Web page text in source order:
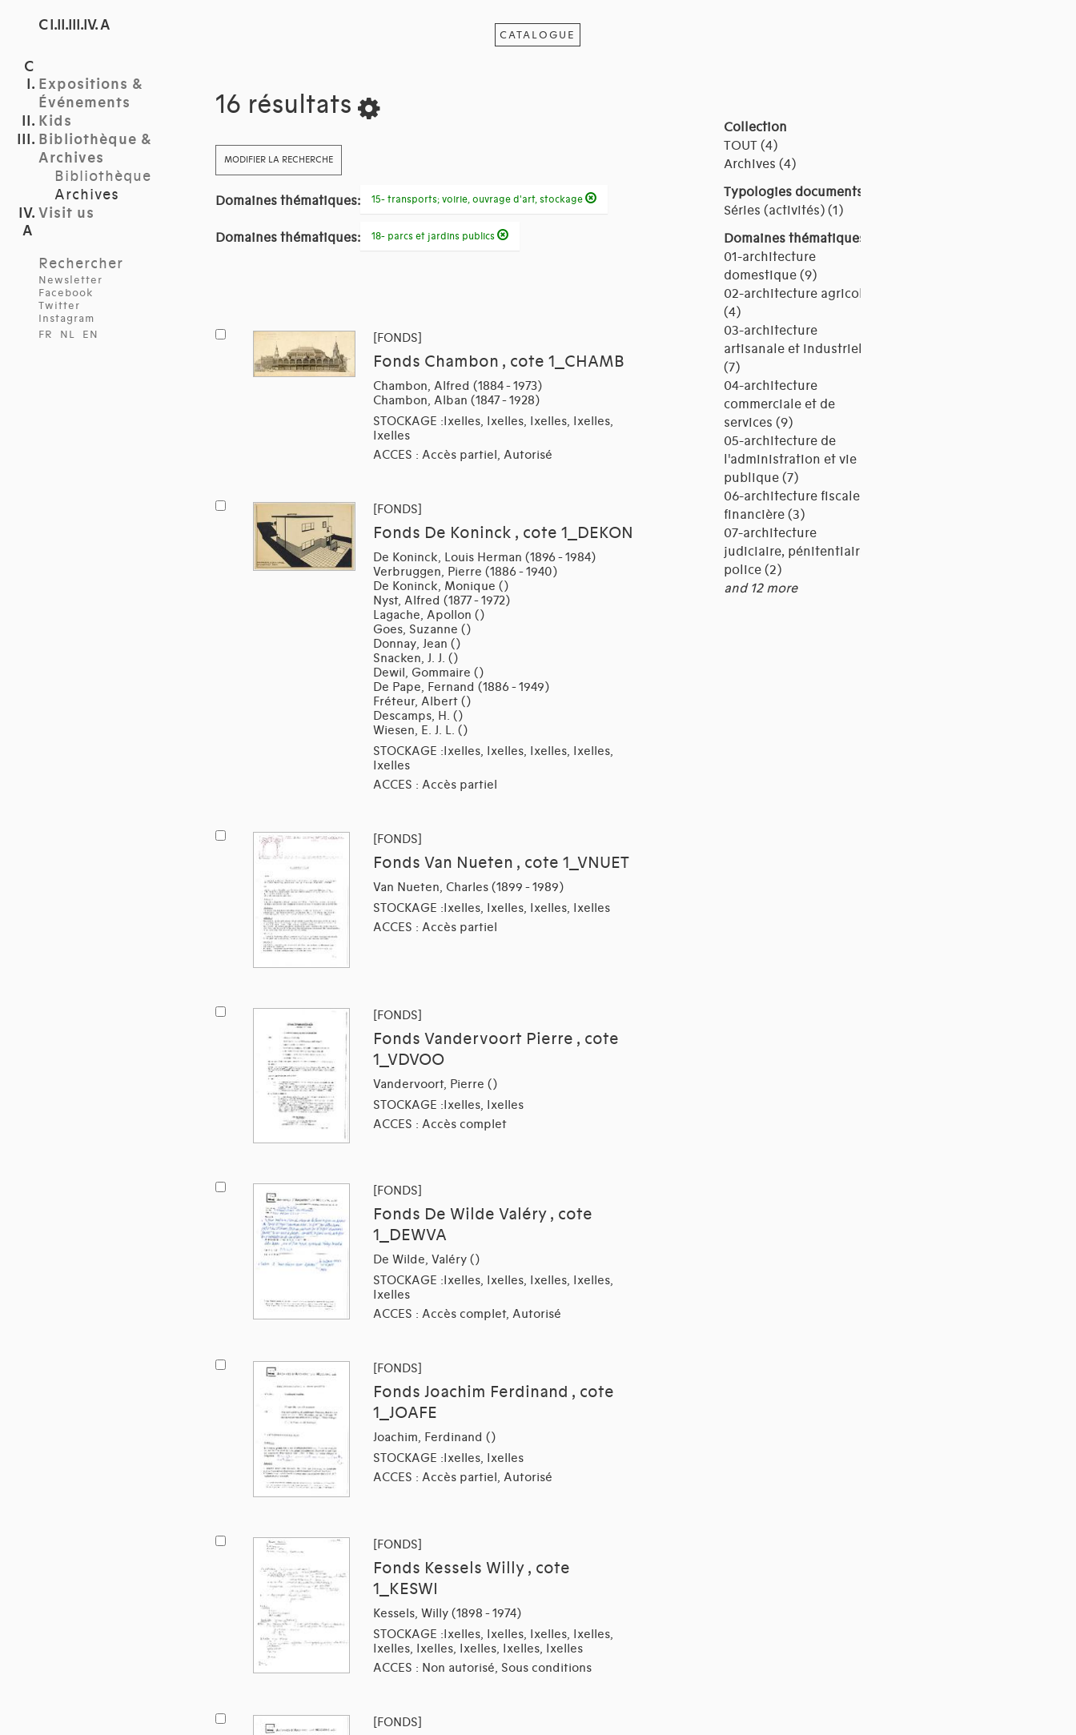
C I.II.III.IV. A
Expositions &
Événements
Kids
Bibliothèque &
Archives
Bibliothèque
Archives
Visit us
Rechercher
Newsletter
Facebook
Twitter
Instagram
FR
NL EN
CATALOGUE
16 résultats
MODIFIER LA RECHERCHE
Domaines thématiques: 15- transports; voirie, ouvrage d'art, stockage
Domaines thématiques: 18- parcs et jardins publics
[FONDS]
Fonds Chambon , cote 1_CHAMB
Chambon, Alfred (1884 - 1973)
Chambon, Alban (1847 - 1928)
STOCKAGE :Ixelles, Ixelles, Ixelles, Ixelles,
Ixelles
ACCES : Accès partiel, Autorisé
[FONDS]
Fonds De Koninck , cote 1_DEKON
De Koninck, Louis Herman (1896 - 1984)
Verbruggen, Pierre (1886 - 1940)
De Koninck, Monique ()
Nyst, Alfred (1877 - 1972)
Lagache, Apollon ()
Goes, Suzanne ()
Donnay, Jean ()
Snacken, J. J. ()
Dewil, Gommaire ()
De Pape, Fernand (1886 - 1949)
Fréteur, Albert ()
Descamps, H. ()
Wiesen, E. J. L. ()
STOCKAGE :Ixelles, Ixelles, Ixelles, Ixelles,
Ixelles
ACCES : Accès partiel
[FONDS]
Fonds Van Nueten , cote 1_VNUET
Van Nueten, Charles (1899 - 1989)
STOCKAGE :Ixelles, Ixelles, Ixelles, Ixelles
ACCES : Accès partiel
[FONDS]
Fonds Vandervoort Pierre , cote
1_VDVOO
Vandervoort, Pierre ()
STOCKAGE :Ixelles, Ixelles
ACCES : Accès complet
[FONDS]
Fonds De Wilde Valéry , cote
1_DEWVA
De Wilde, Valéry ()
STOCKAGE :Ixelles, Ixelles, Ixelles, Ixelles,
Ixelles
ACCES : Accès complet, Autorisé
[FONDS]
Fonds Joachim Ferdinand , cote
1_JOAFE
Joachim, Ferdinand ()
STOCKAGE :Ixelles, Ixelles
ACCES : Accès partiel, Autorisé
[FONDS]
Fonds Kessels Willy , cote
1_KESWI
Kessels, Willy (1898 - 1974)
STOCKAGE :Ixelles, Ixelles, Ixelles, Ixelles,
Ixelles, Ixelles, Ixelles, Ixelles, Ixelles
ACCES : Non autorisé, Sous conditions
[FONDS]
Collection
TOUT (4)
Archives (4)
Typologies documents
Séries (activités) (1)
Domaines thématiques
01-architecture
domestique (9)
02-architecture agricole
(4)
03-architecture
artisanale et industrielle
(7)
04-architecture
commerciale et de
services (9)
05-architecture de
l'administration et vie
publique (7)
06-architecture fiscale et
financière (3)
07-architecture
judiciaire, pénitentiaire,
police (2)
and 12 more